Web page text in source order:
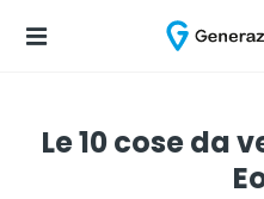
Le 10 cose da